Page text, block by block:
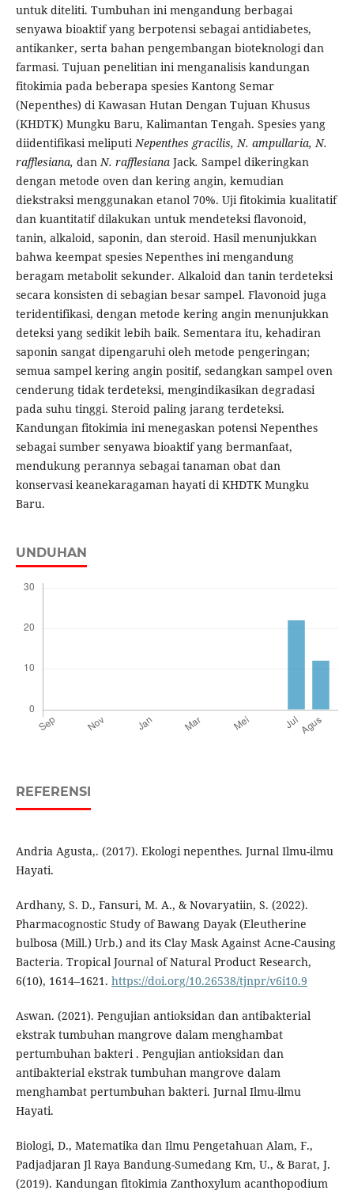
untuk diteliti. Tumbuhan ini mengandung berbagai
senyawa bioaktif yang berpotensi sebagai antidiabetes,
antikanker, serta bahan pengembangan bioteknologi dan
farmasi. Tujuan penelitian ini menganalisis kandungan
fitokimia pada beberapa spesies Kantong Semar
(Nepenthes) di Kawasan Hutan Dengan Tujuan Khusus
(KHDTK) Mungku Baru, Kalimantan Tengah. Spesies yang
diidentifikasi meliputiNepenthes gracilis, N. ampullaria, N.
rafflesiana, danN. rafflesiana Jack. Sampel dikeringkan
dengan metode oven dan kering angin, kemudian
diekstraksi menggunakan etanol 70%. Uji fitokimia kualitatif
dan kuantitatif dilakukan untuk mendeteksi flavonoid,
tanin, alkaloid, saponin, dan steroid. Hasil menunjukkan
bahwa keempat spesies Nepenthes ini mengandung
beragam metabolit sekunder. Alkaloid dan tanin terdeteksi
secara konsisten di sebagian besar sampel. Flavonoid juga
teridentifikasi, dengan metode kering angin menunjukkan
deteksi yang sedikit lebih baik. Sementara itu, kehadiran
saponin sangat dipengaruhi oleh metode pengeringan;
semua sampel kering angin positif, sedangkan sampel oven
cenderung tidak terdeteksi, mengindikasikan degradasi
pada suhu tinggi. Steroid paling jarang terdeteksi.
Kandungan fitokimia ini menegaskan potensi Nepenthes
sebagai sumber senyawa bioaktif yang bermanfaat,
mendukung perannya sebagai tanaman obat dan
konservasi keanekaragaman hayati di KHDTK Mungku
Baru.
UNDUHAN
REFERENSI
Andria Agusta,. (2017). Ekologi nepenthes. Jurnal Ilmu-ilmu
Hayati.
Ardhany, S. D., Fansuri, M. A., & Novaryatiin, S. (2022).
Pharmacognostic Study of Bawang Dayak (Eleutherine
bulbosa (Mill.) Urb.) and its Clay Mask Against Acne-Causing
Bacteria. Tropical Journal of Natural Product Research,
6(10), 1614–1621. https://doi.org/10.26538/tjnpr/v6i10.9
Aswan. (2021). Pengujian antioksidan dan antibakterial
ekstrak tumbuhan mangrove dalam menghambat
pertumbuhan bakteri . Pengujian antioksidan dan
antibakterial ekstrak tumbuhan mangrove dalam
menghambat pertumbuhan bakteri. Jurnal Ilmu-ilmu
Hayati.
Biologi, D., Matematika dan Ilmu Pengetahuan Alam, F.,
Padjadjaran Jl Raya Bandung-Sumedang Km, U., & Barat, J.
(2019). Kandungan fitokimia Zanthoxylum acanthopodium